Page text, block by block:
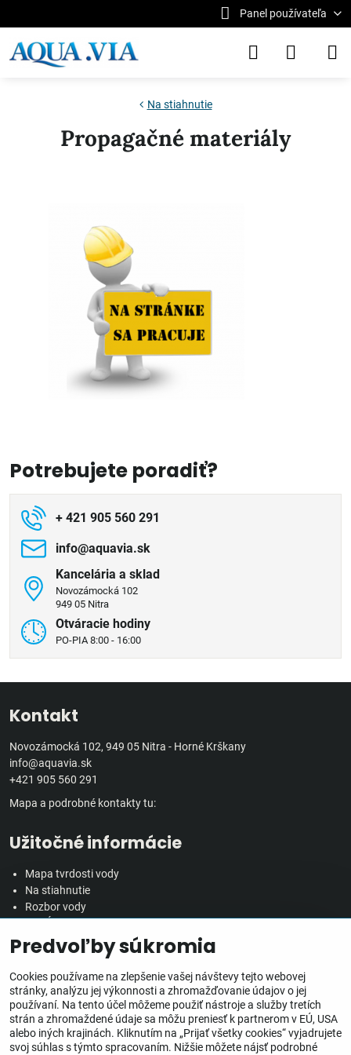
Panel používateľa
Na stiahnutie
Propagačné materiály
Potrebujete poradiť?
+ 421 905 560 291
info​@aquavia​.sk
Kancelária a sklad
Novozámocká 102
949 05 Nitra
Otváracie hodiny
PO-PIA 8:00 - 16:00
Kontakt
Novozámocká 102, 949 05 Nitra - Horné Krškany
info@aquavia.sk
+421 905 560 291
Mapa a podrobné kontakty tu:
Užitočné informácie
Mapa tvrdosti vody
Na stiahnutie
Rozbor vody
Veľkoobchodná spolupráca
Všetko o nákupe
Obchodné podmienky
Ochrana osobných údajov
Reklamačný poriadok
Predvoľby súkromia
Cookies používame na zlepšenie vašej návštevy tejto webovej
stránky, analýzu jej výkonnosti a zhromažďovanie údajov o jej
používaní. Na tento účel môžeme použiť nástroje a služby tretích
strán a zhromaždené údaje sa môžu preniesť k partnerom v EÚ, USA
alebo iných krajinách. Kliknutím na „Prijať všetky cookies“ vyjadrujete
svoj súhlas s týmto spracovaním. Nižšie môžete nájsť podrobné